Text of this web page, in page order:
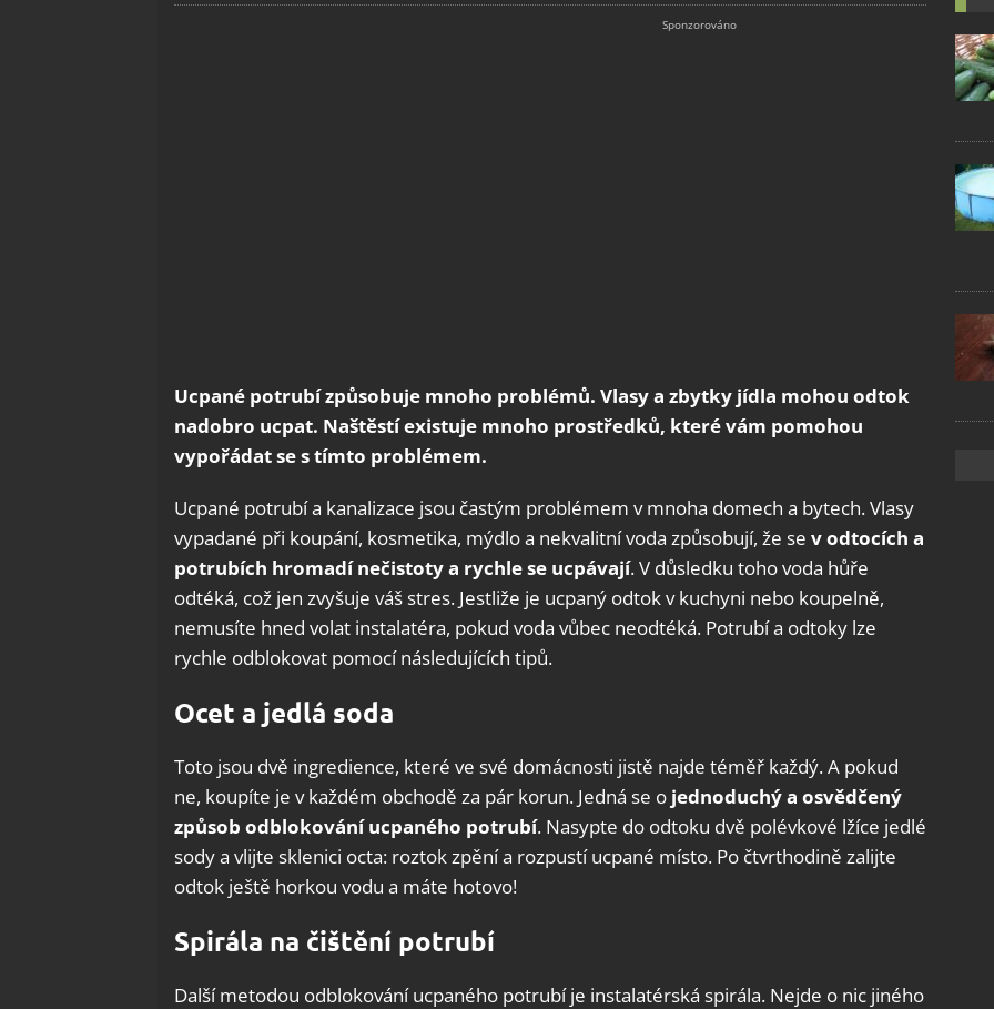
Ucpané potrubí způsobuje mnoho problémů. Vlasy a zbytky jídla mohou odtok
nadobro ucpat. Naštěstí existuje mnoho prostředků, které vám pomohou
vypořádat se s tímto problémem.
Ucpané potrubí a kanalizace jsou častým problémem v mnoha domech a bytech. Vlasy
vypadané při koupání, kosmetika, mýdlo a nekvalitní voda způsobují, že se v odtocích a
potrubích hromadí nečistoty a rychle se ucpávají. V důsledku toho voda hůře
odtéká, což jen zvyšuje váš stres. Jestliže je ucpaný odtok v kuchyni nebo koupelně,
nemusíte hned volat instalatéra, pokud voda vůbec neodtéká. Potrubí a odtoky lze
rychle odblokovat pomocí následujících tipů.
Ocet a jedlá soda
Toto jsou dvě ingredience, které ve své domácnosti jistě najde téměř každý. A pokud
ne, koupíte je v každém obchodě za pár korun. Jedná se o jednoduchý a osvědčený
způsob odblokování ucpaného potrubí. Nasypte do odtoku dvě polévkové lžíce jedlé
sody a vlijte sklenici octa: roztok zpění a rozpustí ucpané místo. Po čtvrthodině zalijte
odtok ještě horkou vodu a máte hotovo!
Spirála na čištění potrubí
Další metodou odblokování ucpaného potrubí je instalatérská spirála. Nejde o nic jiného